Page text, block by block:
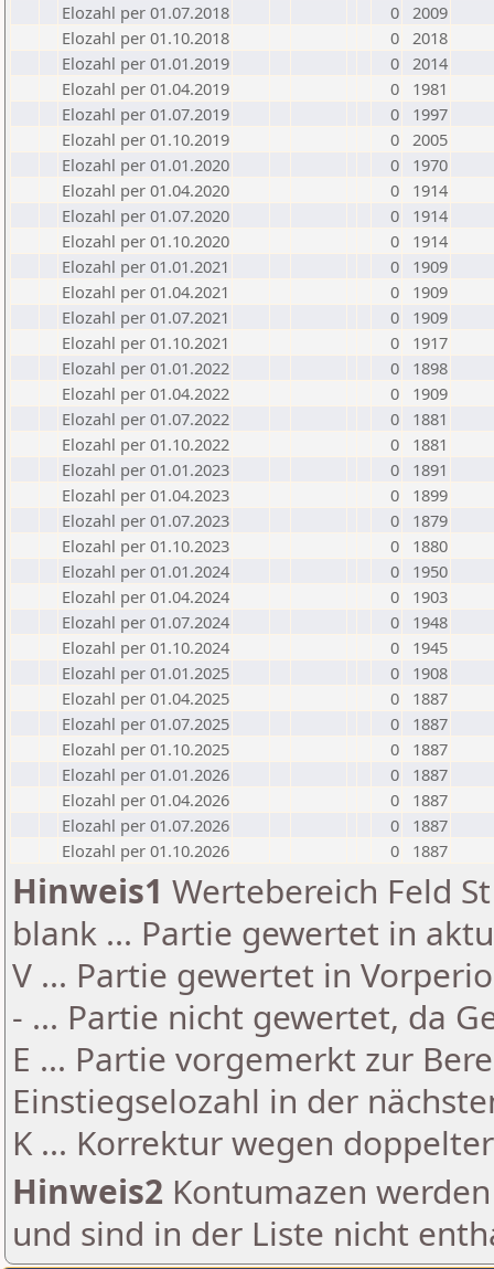
Elozahl per 01.07.2018
0 2009
Elozahl per 01.10.2018
0 2018
Elozahl per 01.01.2019
0 2014
Elozahl per 01.04.2019
0
1981
Elozahl per 01.07.2019
0
1997
Elozahl per 01.10.2019
0 2005
Elozahl per 01.01.2020
0
1970
Elozahl per 01.04.2020
0
1914
Elozahl per 01.07.2020
0
1914
Elozahl per 01.10.2020
0
1914
Elozahl per 01.01.2021
0
1909
Elozahl per 01.04.2021
0
1909
Elozahl per 01.07.2021
0
1909
Elozahl per 01.10.2021
0
1917
Elozahl per 01.01.2022
0
1898
Elozahl per 01.04.2022
0
1909
Elozahl per 01.07.2022
0
1881
Elozahl per 01.10.2022
0
1881
Elozahl per 01.01.2023
0
1891
Elozahl per 01.04.2023
0
1899
Elozahl per 01.07.2023
0
1879
Elozahl per 01.10.2023
0
1880
Elozahl per 01.01.2024
0
1950
Elozahl per 01.04.2024
0
1903
Elozahl per 01.07.2024
0
1948
Elozahl per 01.10.2024
0
1945
Elozahl per 01.01.2025
0
1908
Elozahl per 01.04.2025
0
1887
Elozahl per 01.07.2025
0
1887
Elozahl per 01.10.2025
0
1887
Elozahl per 01.01.2026
0
1887
Elozahl per 01.04.2026
0
1887
Elozahl per 01.07.2026
0
1887
Elozahl per 01.10.2026
0 1887
Hinweis1 Wertebereich Feld
blank ... Partie gewertet in
V ... Partie gewertet in
- ... Partie nicht gewertet, da
E ... Partie vorgemerkt zur
Einstiegselozahl in der
K ... Korrektur wegen
Hinweis2 Kontumazen
und sind in der Liste nicht